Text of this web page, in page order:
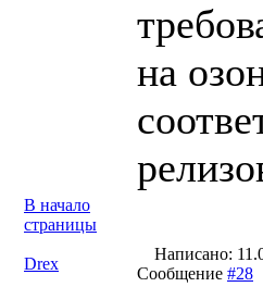
на
В начало
страницы
Drex
Написано:
Сообщение #28